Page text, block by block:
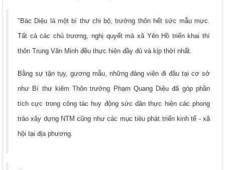
"Bác Diệu là một bí thư chi bộ, trưởng thôn hết sức mẫu mực.
Tất cả các chủ trương, nghị quyết mà xã Yên Hồ triển khai thì
thôn Trung Văn Minh đều thực hiện đầy đủ và kịp thời nhất.
Bằng sự tận tụy, gương mẫu, những đảng viên đi đầu tại cơ sở
như Bí thư kiêm Thôn trưởng Phạm Quang Diệu đã góp phần
tích cực trong công tác huy động sức dân thực hiện các phong
trào xây dựng NTM cũng như các mục tiêu phát triển kinh tế - xã
hội tại địa phương.